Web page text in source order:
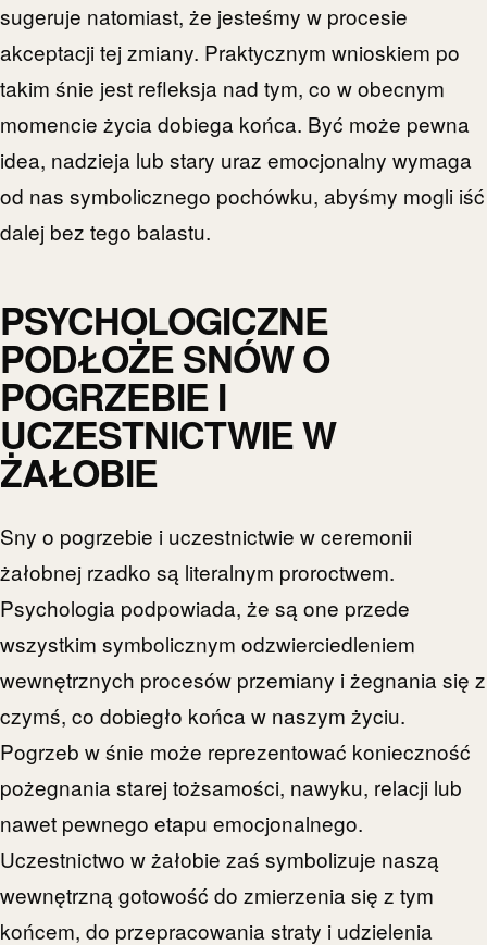
sugeruje natomiast, że jesteśmy w procesie
akceptacji tej zmiany. Praktycznym wnioskiem po
takim śnie jest refleksja nad tym, co w obecnym
momencie życia dobiega końca. Być może pewna
idea, nadzieja lub stary uraz emocjonalny wymaga
od nas symbolicznego pochówku, abyśmy mogli iść
dalej bez tego balastu.
PSYCHOLOGICZNE
PODŁOŻE SNÓW O
POGRZEBIE I
UCZESTNICTWIE W
ŻAŁOBIE
Sny o pogrzebie i uczestnictwie w ceremonii
żałobnej rzadko są literalnym proroctwem.
Psychologia podpowiada, że są one przede
wszystkim symbolicznym odzwierciedleniem
wewnętrznych procesów przemiany i żegnania się z
czymś, co dobiegło końca w naszym życiu.
Pogrzeb w śnie może reprezentować konieczność
pożegnania starej tożsamości, nawyku, relacji lub
nawet pewnego etapu emocjonalnego.
Uczestnictwo w żałobie zaś symbolizuje naszą
wewnętrzną gotowość do zmierzenia się z tym
końcem, do przepracowania straty i udzielenia